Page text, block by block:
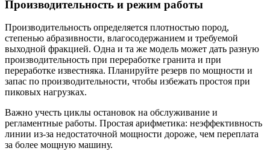
Производительность и режим работы
Производительность определяется плотностью пород,
степенью абразивности, влагосодержанием и требуемой
выходной фракцией. Одна и та же модель может дать разную
производительность при переработке гранита и при
переработке известняка. Планируйте резерв по мощности и
запас по производительности, чтобы избежать простоя при
пиковых нагрузках.
Важно учесть циклы остановок на обслуживание и
регламентные работы. Простая арифметика: неэффективность
линии из-за недостаточной мощности дороже, чем переплата
за более мощную машину.